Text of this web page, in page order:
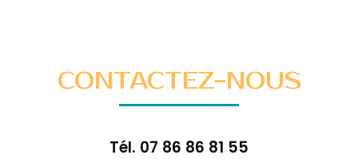
CONTACTEZ-NOUS
Tél. 07 86 86 81 55